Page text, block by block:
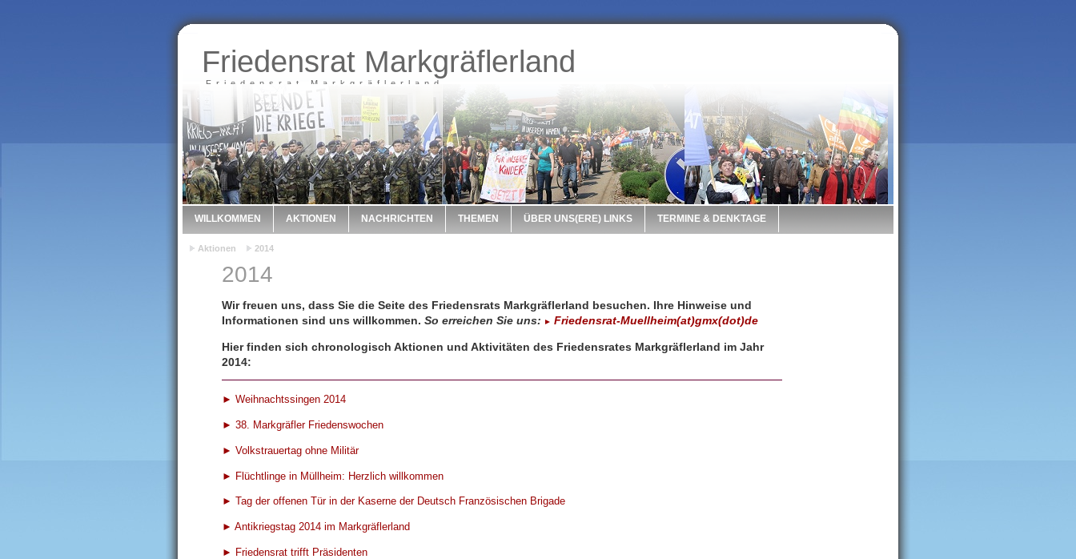
Friedensrat Markgräflerland
Friedensrat Markgräflerland
WILLKOMMEN AKTIONEN NACHRICHTEN THEMEN ÜBER UNS(ERE) LINKS TERMINE & DENKTAGE
Aktionen 2014
2014
Wir freuen uns, dass Sie die Seite des Friedensrats Markgräflerland besuchen. Ihre Hinweise und
Informationen sind uns willkommen. So erreichen Sie uns: ► Friedensrat-Muellheim(at)gmx(dot)de
Hier finden sich chronologisch Aktionen und Aktivitäten des Friedensrates Markgräflerland im Jahr
2014:
► Weihnachtssingen 2014
► 38. Markgräfler Friedenswochen
► Volkstrauertag ohne Militär
► Flüchtlinge in Müllheim: Herzlich willkommen
► Tag der offenen Tür in der Kaserne der Deutsch Französischen Brigade
► Antikriegstag 2014 im Markgräflerland
► Friedensrat trifft Präsidenten